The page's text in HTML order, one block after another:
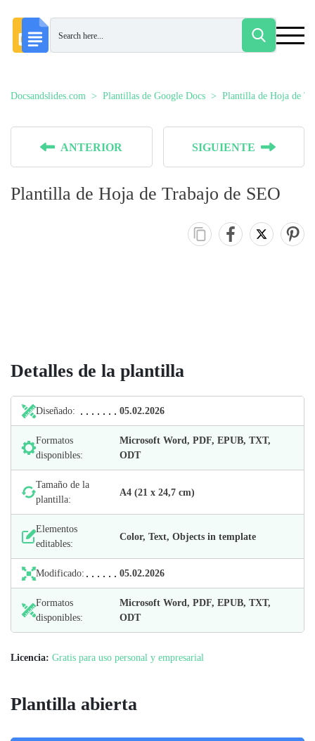
Docsandslides.com Plantillas de Google Docs Plantilla de Hoja de
ANTERIOR SIGUIENTE
Plantilla de Hoja de Trabajo de SEO
Detalles de la plantilla
Diseñado: 05.02.2026
Formatos
disponibles:
Microsoft Word, PDF, EPUB, TXT,
ODT
Tamaño de la
plantilla:
А4 (21 х 24,7 cm)
Elementos
editables:
Color, Text, Objects in template
Modificado: 05.02.2026
Formatos
disponibles:
Microsoft Word, PDF, EPUB, TXT,
ODT
Licencia: Gratis para uso personal y empresarial
Plantilla abierta